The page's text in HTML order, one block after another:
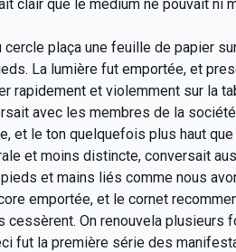
clair que le médium ne pouvait ni
cercle plaça une feuille de papier
La lumière fut emportée, et
rapidement et violemment sur la
avec les membres de la
et le ton quelquefois plus haut
et moins distincte, conversait
et mains liés comme nous
emportée, et le cornet
cessèrent. On renouvela plusieurs
fut la première série des